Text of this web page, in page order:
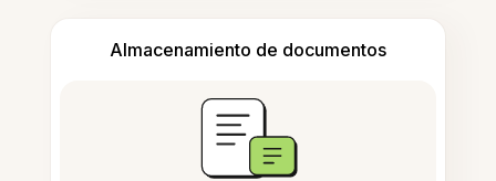
Almacenamiento de documentos